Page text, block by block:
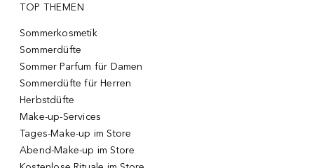
TOP THEMEN
Sommerkosmetik
Sommerdüfte
Sommer Parfum für Damen
Sommerdüfte für Herren
Herbstdüfte
Make-up-Services
Tages-Make-up im Store
Abend-Make-up im Store